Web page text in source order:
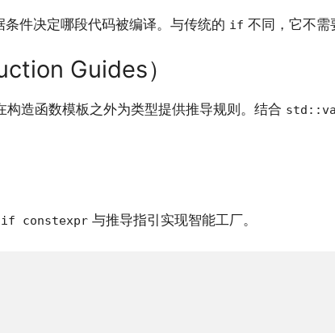
条件决定哪段代码被编译。与传统的 if 不同，它不需
Guides）
造函数模板之外为类型提供推导规则。结合
if constexpr 与推导指引实现智能工厂。